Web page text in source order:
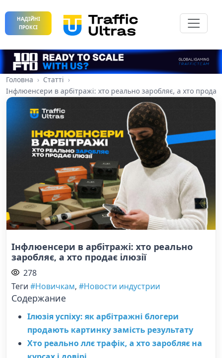
НАДІЙНІ
ПРОКСІ
Головна
Статті
Інфлюенсери в арбітражі: хто реально заробляє, а хто продає
Інфлюенсери в арбітражі: хто реально
заробляє, а хто продає ілюзії
278
Теги #Новичкам, #Новости индустрии
Содержание
Ілюзія успіху: як арбітражні блогери
продають картинку замість результату
Хто реально ллє трафік, а хто заробляє на